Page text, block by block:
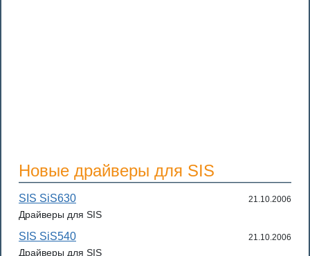
Новые драйверы для SIS
SIS SiS630 21.10.2006
Драйверы для SIS
SIS SiS540 21.10.2006
Драйверы для SIS